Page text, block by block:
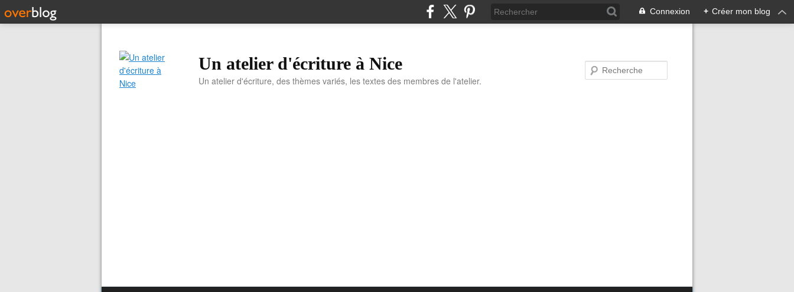
Connexion + Créer mon blog
Un atelier d'écriture à Nice
Un atelier d'écriture, des thèmes variés, les textes des membres de l'atelier.